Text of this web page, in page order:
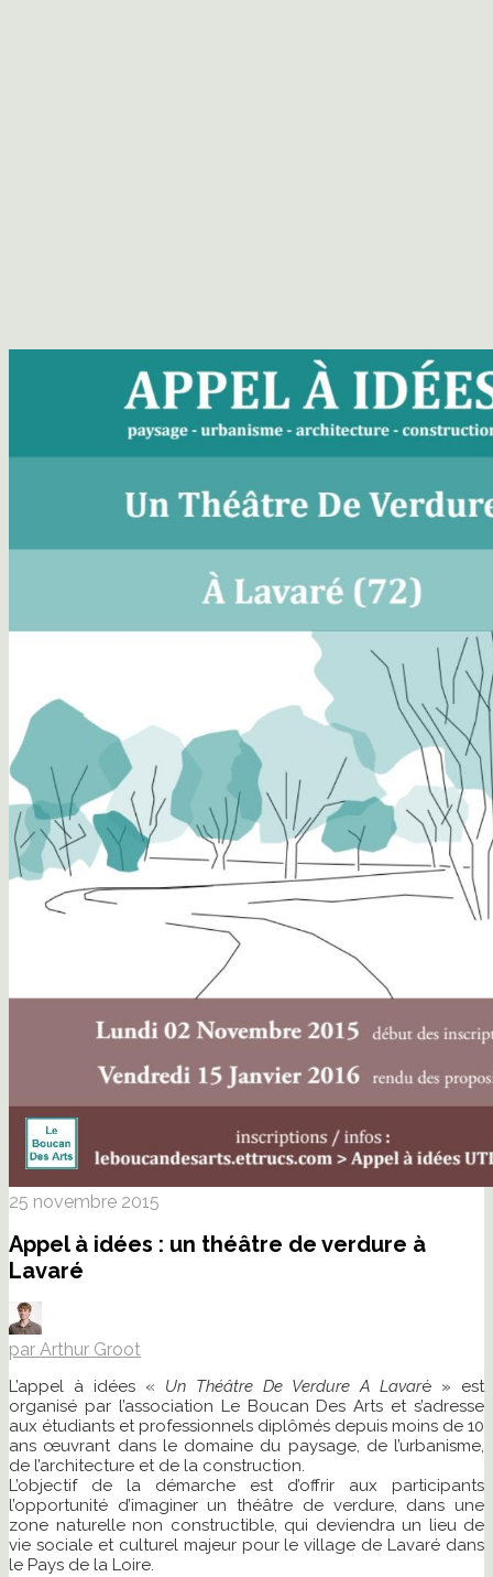
25 novembre 2015
Appel à idées : un théâtre de verdure à
Lavaré
par Arthur Groot
L’appel à idées « Un Théâtre De Verdure A Lavaré » est
organisé par l’association Le Boucan Des Arts et s’adresse
aux étudiants et professionnels diplômés depuis moins de 10
ans œuvrant dans le domaine du paysage, de l’urbanisme,
de l’architecture et de la construction.
L’objectif de la démarche est d’offrir aux participants
l’opportunité d’imaginer un théâtre de verdure, dans une
zone naturelle non constructible, qui deviendra un lieu de
vie sociale et culturel majeur pour le village de Lavaré dans
le Pays de la Loire.